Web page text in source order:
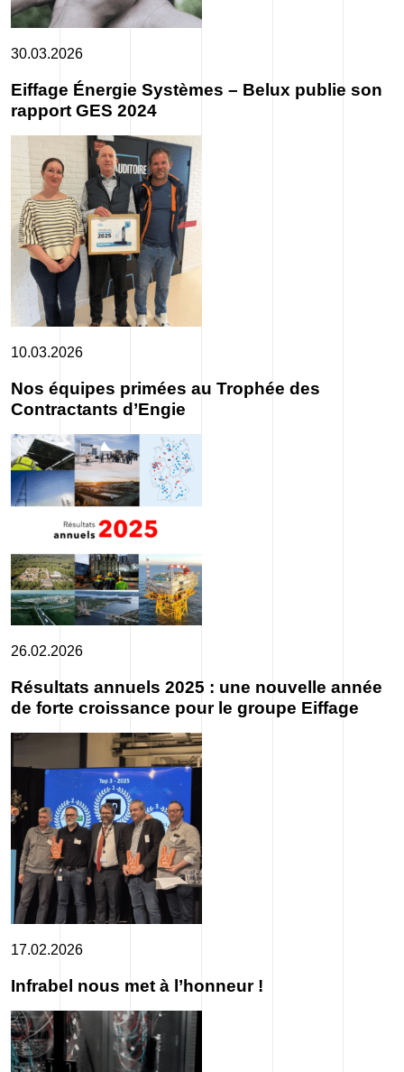
Pulsar
30.03.2026
Eiffage Énergie Systèmes – Belux publie son
rapport GES 2024
10.03.2026
Nos équipes primées au Trophée des
Contractants d’Engie
26.02.2026
Résultats annuels 2025 : une nouvelle année
de forte croissance pour le groupe Eiffage
17.02.2026
Infrabel nous met à l’honneur !